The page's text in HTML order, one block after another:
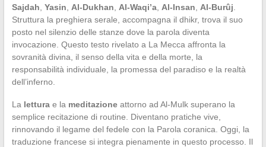
Sajdah Yasin Al-Dukhan Al-Waqi’a, Al-Insan Al-Burûj
Struttura la preghiera serale, accompagna il dhikr, trova il suo
posto nel silenzio delle stanze dove la parola diventa
invocazione. Questo testo rivelato a La Mecca affronta la
sovranità divina, il senso della vita e della morte, la
responsabilità individuale, la promessa del paradiso e la realtà
dell’inferno.
La letturae la meditazioneattorno ad Al-Mulk superano la
semplice recitazione di routine. Diventano pratiche vive,
rinnovando il legame del fedele con la Parola coranica. Oggi, la
traduzione francese si integra pienamente in questo processo. Il